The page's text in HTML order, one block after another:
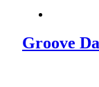
Groove